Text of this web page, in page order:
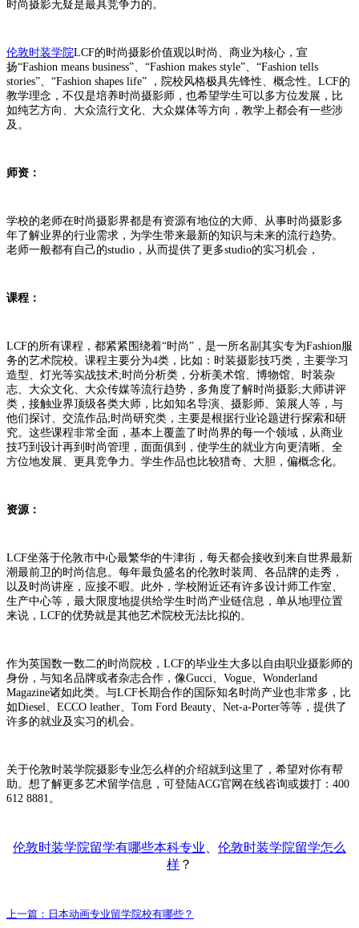
时尚摄影无疑是最具竞争力的。
伦敦时装学院LCF的时尚摄影价值观以时尚、商业为核心，宣
扬“Fashion means business”、“Fashion makes style”、“Fashion tells
stories”、“Fashion shapes life” ，院校风格极具先锋性、概念性。LCF的
教学理念，不仅是培养时尚摄影师，也希望学生可以多方位发展，比
如纯艺方向、大众流行文化、大众媒体等方向，教学上都会有一些涉
及。
师资：
学校的老师在时尚摄影界都是有资源有地位的大师、从事时尚摄影多
年了解业界的行业需求，为学生带来最新的知识与未来的流行趋势。
老师一般都有自己的studio，从而提供了更多studio的实习机会，
课程：
LCF的所有课程，都紧紧围绕着“时尚”，是一所名副其实专为Fashion服
务的艺术院校。课程主要分为4类，比如：时装摄影技巧类，主要学习
造型、灯光等实战技术;时尚分析类，分析美术馆、博物馆、时装杂
志、大众文化、大众传媒等流行趋势，多角度了解时尚摄影;大师讲评
类，接触业界顶级各类大师，比如知名导演、摄影师、策展人等，与
他们探讨、交流作品;时尚研究类，主要是根据行业论题进行探索和研
究。这些课程非常全面，基本上覆盖了时尚界的每一个领域，从商业
技巧到设计再到时尚管理，面面俱到，使学生的就业方向更清晰、全
方位地发展、更具竞争力。学生作品也比较猎奇、大胆，偏概念化。
资源：
LCF坐落于伦敦市中心最繁华的牛津街，每天都会接收到来自世界最新
潮最前卫的时尚信息。每年最负盛名的伦敦时装周、各品牌的走秀，
以及时尚讲座，应接不暇。此外，学校附近还有许多设计师工作室、
生产中心等，最大限度地提供给学生时尚产业链信息，单从地理位置
来说，LCF的优势就是其他艺术院校无法比拟的。
作为英国数一数二的时尚院校，LCF的毕业生大多以自由职业摄影师的
身份，与知名品牌或者杂志合作，像Gucci、Vogue、Wonderland
Magazine诸如此类。与LCF长期合作的国际知名时尚产业也非常多，比
如Diesel、ECCO leather、Tom Ford Beauty、Net-a-Porter等等，提供了
许多的就业及实习的机会。
关于伦敦时装学院摄影专业怎么样的介绍就到这里了，希望对你有帮
助。想了解更多艺术留学信息，可登陆ACG官网在线咨询或拨打：400
612 8881。
伦敦时装学院留学有哪些本科专业
伦敦时装学院留学怎么
样 ？
上一篇： 日本动画专业留学院校有哪些？